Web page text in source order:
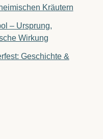
Kräutern
– Ursprung,
Wirkung
Geschichte &